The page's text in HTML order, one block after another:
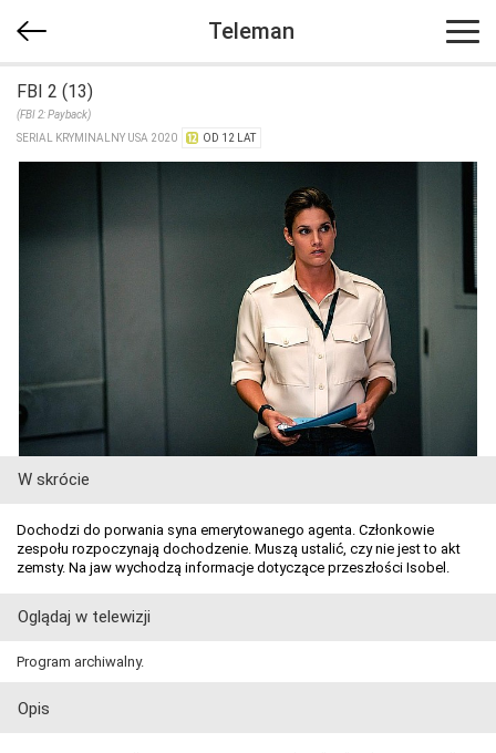
Teleman
FBI 2 (13)
(FBI 2: Payback)
SERIAL KRYMINALNY USA 2020
OD 12 LAT
W skrócie
Dochodzi do porwania syna emerytowanego agenta. Członkowie
zespołu rozpoczynają dochodzenie. Muszą ustalić, czy nie jest to akt
zemsty. Na jaw wychodzą informacje dotyczące przeszłości Isobel.
Oglądaj w telewizji
Program archiwalny.
Opis